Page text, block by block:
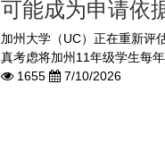
可能成为申请依
加州大学（UC）正在重新评
真考虑将加州11年级学生每
1655
7/10/2026